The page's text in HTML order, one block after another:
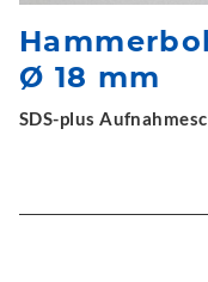
Ø 18 mm
SDS-plus